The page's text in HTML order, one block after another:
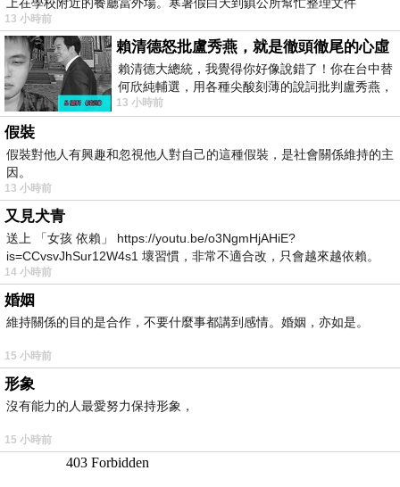
13 小時前
賴清德怒批盧秀燕，就是徹頭徹尾的心虛
賴清德大總統，我覺得你好像說錯了！你在台中替
何欣純輔選，用各種尖酸刻薄的說詞批判盧秀燕，
罵她施政滿意度輸給陳其邁，甚至還說盧
13 小時前
假裝
假裝對他人有興趣和忽視他人對自己的這種假裝，是社會關係維持的主
因。
13 小時前
又見犬青
送上 「女孩 依賴」 https://youtu.be/o3NgmHjAHiE?
is=CCvsvJhSur12W4s1 壞習慣，非常不適合改，只會越來越依賴。
我害怕的
14 小時前
婚姻
維持關係的目的是合作，不要什麼事都講到感情。婚姻，亦如是。
15 小時前
形象
沒有能力的人最愛努力保持形象，
15 小時前